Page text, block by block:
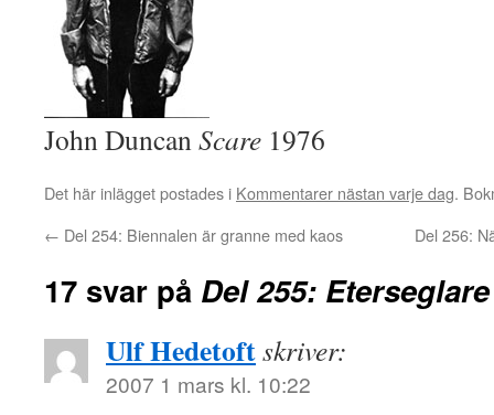
John DuncanScare 1976
Det här inlägget postades i Kommentarer nästan varje dag.
← Del 254: Biennalen är granne med kaos Del 256:
17 svar på Del 255: Eterseglare
Ulf Hedetoftskriver:
2007 1 mars kl. 10:22